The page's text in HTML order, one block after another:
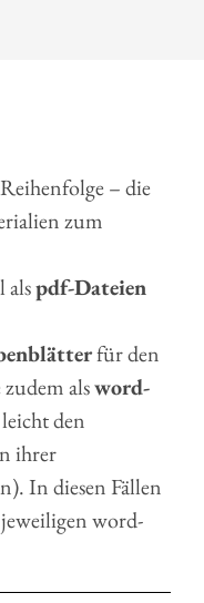
– die
zum
alspdf-Dateien
für den
alsword-
den
ihrer
In diesen Fällen
word-